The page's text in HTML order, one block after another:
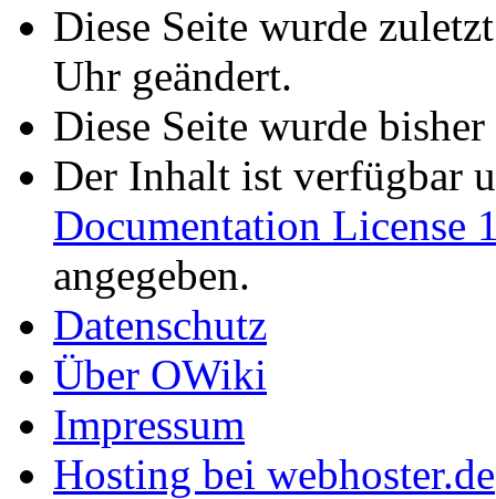
Diese Seite wurde
Uhr geändert.
Diese Seite wurde
Der Inhalt ist verfügbar
Documentation License
angegeben.
Datenschutz
Über OWiki
Impressum
Hosting bei webhoster.de